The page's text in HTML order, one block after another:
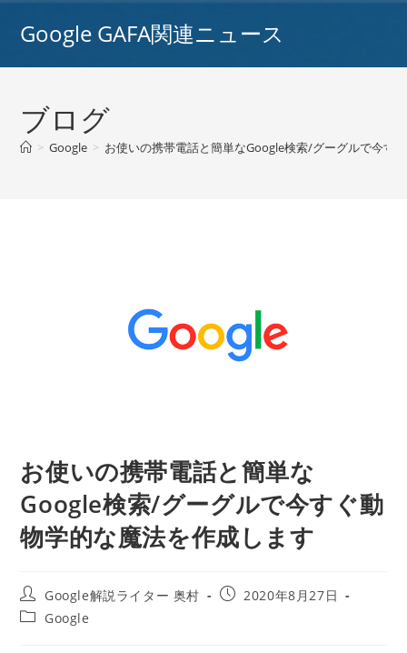
Google GAFA関連ニュース
ブログ
> Google > お使いの携帯電話と簡単なGoogle検索/グーグルで今す
お使いの携帯電話と簡単な
Google検索/グーグルで今すぐ動
物学的な魔法を作成します
投
稿
者:
Google解説ライター 奥村
投
2020年8月27日
投
Google